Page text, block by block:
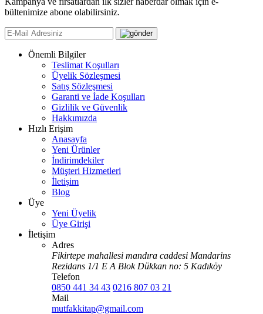
bültenimize abone olabilirsiniz.
Önemli Bilgiler
Teslimat Koşulları
Üyelik Sözleşmesi
Satış Sözleşmesi
Garanti ve İade Koşulları
Gizlilik ve Güvenlik
Hakkımızda
Hızlı Erişim
Anasayfa
Yeni Ürünler
İndirimdekiler
Müşteri Hizmetleri
İletişim
Blog
Üye
Yeni Üyelik
Üye Girişi
İletişim
Adres
Fikirtepe mahallesi mandıra caddesi Mandarins
Rezidans 1/1 E A Blok Dükkan no: 5 Kadıköy
Telefon
0850 441 34 43 0216 807 03 21
Mail
mutfakkitap@gmail.com